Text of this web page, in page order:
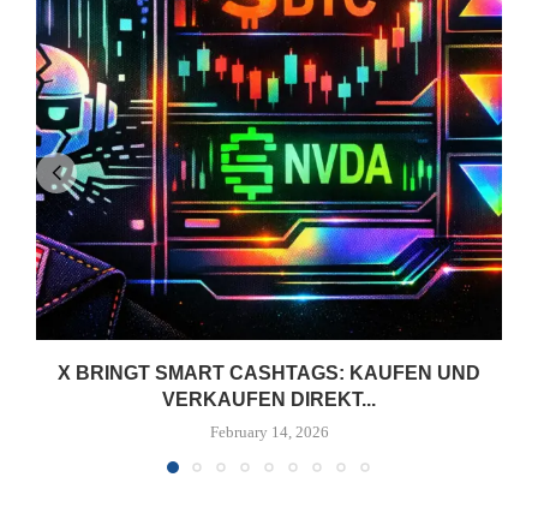
X BRINGT SMART CASHTAGS: KAUFEN UND
VERKAUFEN DIREKT...
February 14, 2026